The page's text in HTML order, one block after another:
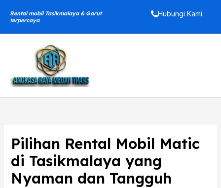
content
Rental mobil Tasikmalaya & Garut
terpercaya
Hubungi Kami
Pilihan Rental Mobil Matic
di Tasikmalaya yang
Nyaman dan Tangguh